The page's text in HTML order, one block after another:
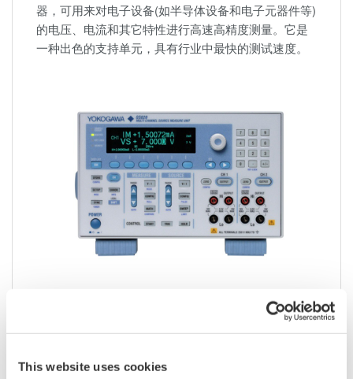
This website uses cookies
器，可用来对电子设备(如半导体设备和电子元器件等)
的电压、电流和其它特性进行高速高精度测量。它是
一种出色的支持单元，具有行业中最快的测试速度。
可编程DC电源
Yokogawa的仪器已经超越了常规选项。它们是高精